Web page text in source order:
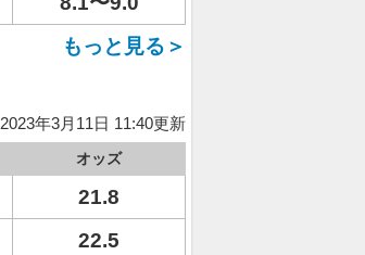
もっと見る＞
2023年3月11日 11:40更新
オッズ
21.8
22.5